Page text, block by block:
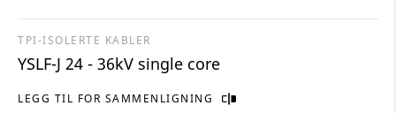
LEGG TIL FOR SAMMENLIGNING
TPI-ISOLERTE KABLER
YSLF-J 24 - 36kV single core